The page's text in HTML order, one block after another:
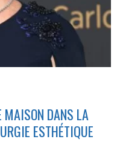
DANS LA
ESTHÉTIQUE